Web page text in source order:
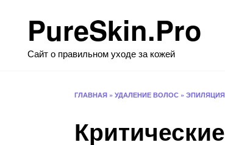
содержаниюPureSkin.Pro
Сайт о правильном уходе за кожей
ГЛАВНАЯ » УДАЛЕНИЕ ВОЛОС » ЭПИЛЯЦИЯ